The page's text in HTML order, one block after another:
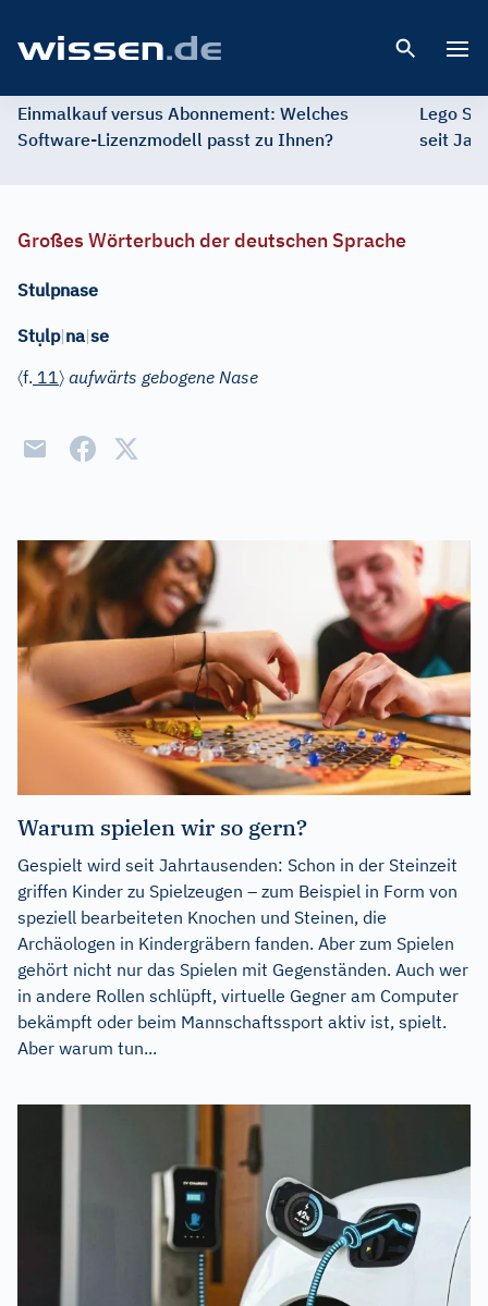
Einmalkauf versus Abonnement: Welches
Software-Lizenzmodell passt zu Ihnen?
Lego
seit
Großes Wörterbuch der deutschen Sprache
Stulpnase
Stụlp|na|se
〈f. 11〉 aufwärts gebogene Nase
Warum spielen wir so gern?
Gespielt wird seit Jahrtausenden: Schon in der Steinzeit
griffen Kinder zu Spielzeugen – zum Beispiel in Form von
speziell bearbeiteten Knochen und Steinen, die
Archäologen in Kindergräbern fanden. Aber zum Spielen
gehört nicht nur das Spielen mit Gegenständen. Auch wer
in andere Rollen schlüpft, virtuelle Gegner am Computer
bekämpft oder beim Mannschaftssport aktiv ist, spielt.
Aber warum tun...